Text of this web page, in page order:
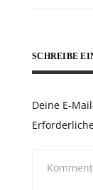
SCHREIBE
Deine E-